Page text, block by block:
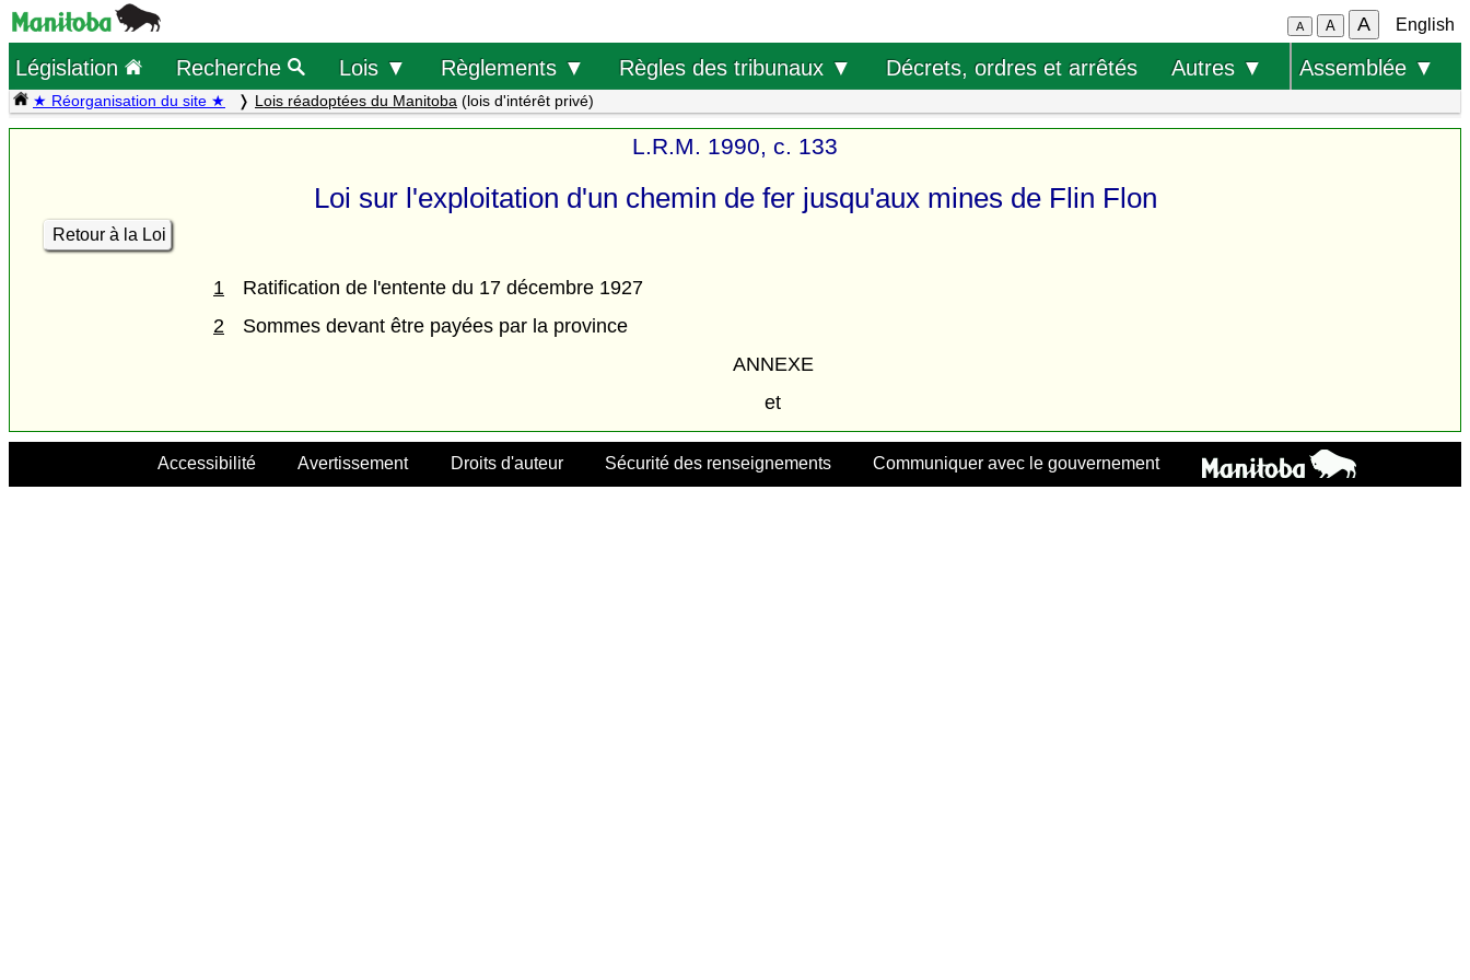
A A A English
Législation Recherche Lois ▼ Règlements ▼ Règles des tribunaux ▼ Décrets, ordres et arrêtés Autres ▼ Assemblée ▼
★ Réorganisation du site ★ Lois réadoptées du Manitoba (lois d'intérêt privé)
L.R.M. 1990, c. 133
Loi sur l'exploitation d'un chemin de fer jusqu'aux mines de Flin Flon
Retour à la Loi
1
Ratification de l'entente du 17 décembre 1927
2
Sommes devant être payées par la province
ANNEXE
et
Accessibilité Avertissement Droits d'auteur Sécurité des renseignements Communiquer avec le gouvernement